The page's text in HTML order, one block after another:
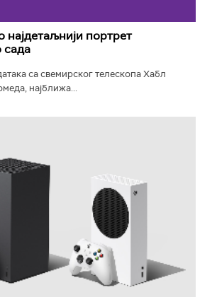
најдетаљнији портрет
сада
са свемирског телескопа Хабл
најближа...